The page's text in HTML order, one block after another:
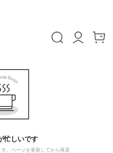
忙しいです
。ページを更新してから再度